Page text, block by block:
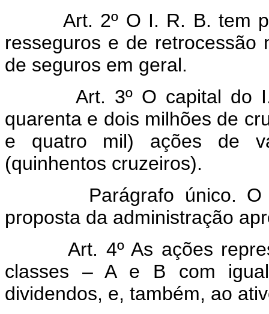
Art. 2º O I. R. B. tem
resseguros e de retrocessão
de seguros em geral.
Art. 3º O capital do
quarenta e dois milhões de
e quatro mil) ações de
(quinhentos cruzeiros).
Parágrafo único. O
proposta da administração
Art. 4º As ações
classes – A e B com
dividendos, e, também, ao